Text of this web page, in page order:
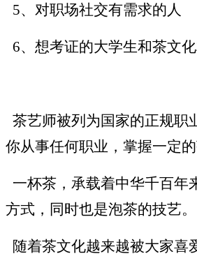
5、对职场社交有需求的人
6、想考证的大学生和茶文
茶艺师被列为国家的正规职
你从事任何职业，掌握一定
一杯茶，承载着中华千百年
方式，同时也是泡茶的技艺
随着茶文化越来越被大家喜